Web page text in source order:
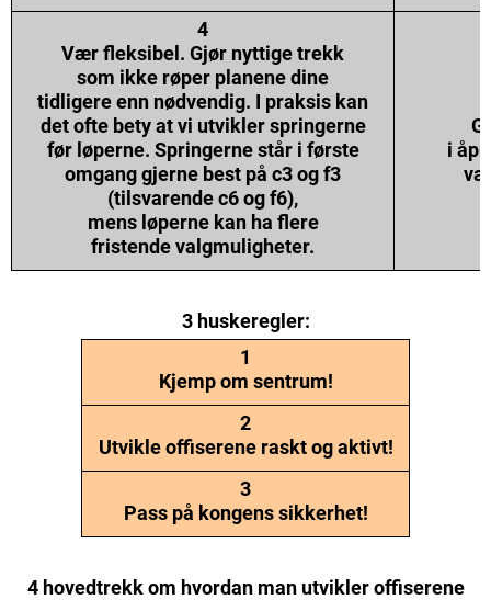
4
Vær fleksibel. Gjør nyttige trekk
som ikke røper planene dine
tidligere enn nødvendig. I praksis kan
det ofte bety at vi utvikler springerne
før løperne. Springerne står i første
omgang gjerne best på c3 og f3
(tilsvarende c6 og f6),
mens løperne kan ha flere
fristende valgmuligheter.
i
3 huskeregler:
1
Kjemp om sentrum!
2
Utvikle offiserene raskt og aktivt!
3
Pass på kongens sikkerhet!
4 hovedtrekk om hvordan man utvikler offiserene